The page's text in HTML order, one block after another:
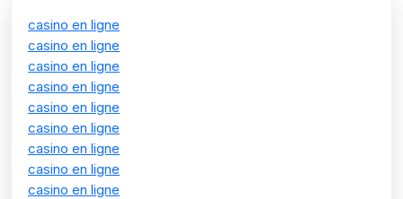
casino en ligne
casino en ligne
casino en ligne
casino en ligne
casino en ligne
casino en ligne
casino en ligne
casino en ligne
casino en ligne